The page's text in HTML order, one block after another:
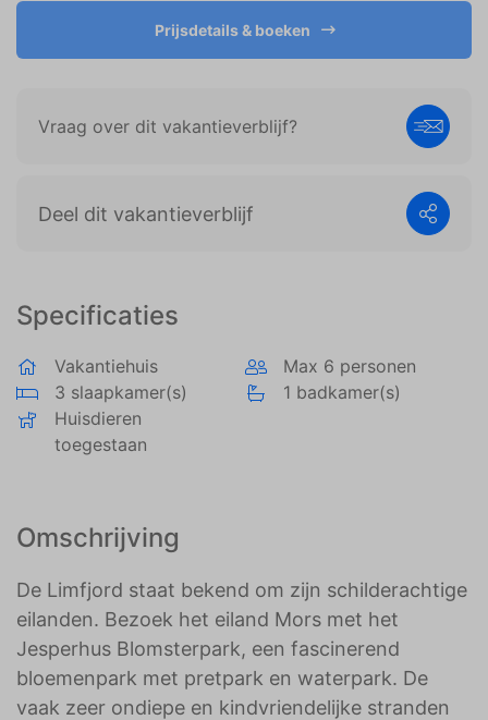
Specificaties
Vakantiehuis
Max 6 personen
3 slaapkamer(s)
1 badkamer(s)
Huisdieren
toegestaan
Omschrijving
De Limfjord staat bekend om zijn schilderachtige
eilanden. Bezoek het eiland Mors met het
Jesperhus Blomsterpark, een fascinerend
bloemenpark met pretpark en waterpark. De
vaak zeer ondiepe en kindvriendelijke stranden
Prijsdetails & boeken
Vraag over dit vakantieverblijf?
Deel dit vakantieverblijf
weergeven die zijn afgestemd op en relevant zijn
voor de individuele gebruiker. Deze advertenties